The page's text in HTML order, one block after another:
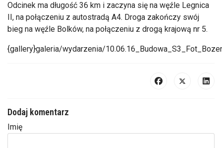
Odcinek ma długość 36 km i zaczyna się na węźle Legnica
II, na połączeniu z autostradą A4. Droga zakończy swój
bieg na węźle Bolków, na połączeniu z drogą krajową nr 5.
{gallery}galeria/wydarzenia/
Dodaj komentarz
Imię